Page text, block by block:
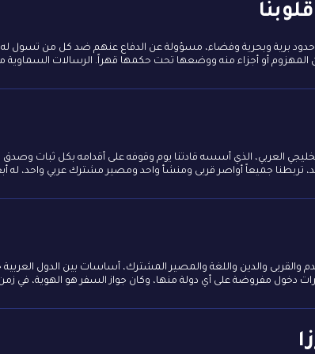
برية وبحرية وفضاء، مسؤولة عن الدفاع عنهم ضد كل من تسول
أو أجزاء منه ووضعها تحت حكمها قهراً. الرسالات السماوية
العربي، الذي أسسه قادتنا يوم وقوفه على أقدامه بكل ثبات
تربطنا جميعاً أواصر قربى ومنشأ واحد ومصير مشترك عربي واحد، له
الدم والقربى والدين واللغة والمصير المشترك، أساسات بين الدول
دخول مفروضة على أي دولة منها، وكان جواز السفر هو الهوية، في